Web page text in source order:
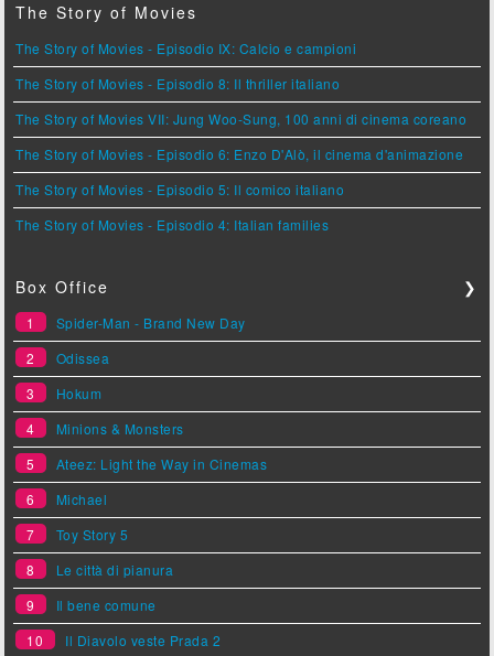
The Story of Movies
The Story of Movies - Episodio IX: Calcio e campioni
The Story of Movies - Episodio 8: Il thriller italiano
The Story of Movies VII: Jung Woo-Sung, 100 anni di cinema coreano
The Story of Movies - Episodio 6: Enzo D'Alò, il cinema d'animazione
The Story of Movies - Episodio 5: Il comico italiano
The Story of Movies - Episodio 4: Italian families
Box Office ❯
1
Spider-Man - Brand New Day
2
Odissea
3
Hokum
4
Minions & Monsters
5
Ateez: Light the Way in Cinemas
6
Michael
7
Toy Story 5
8
Le città di pianura
9
Il bene comune
10
Il Diavolo veste Prada 2